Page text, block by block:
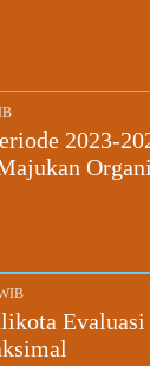
2023-
Evaluasi